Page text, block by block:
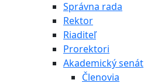
Správna rada
Rektor
Riaditeľ
Prorektori
Akademický senát
Členovia